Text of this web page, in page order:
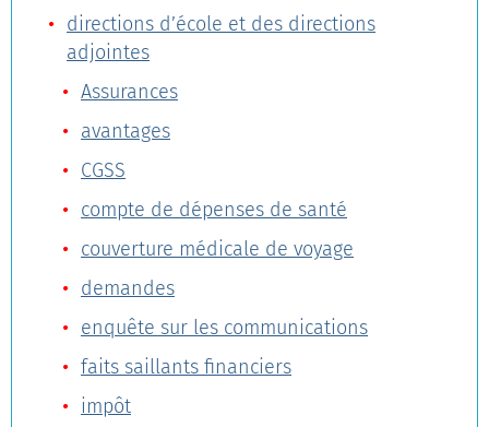
directions d’école et des directions
adjointes
Assurances
avantages
CGSS
compte de dépenses de santé
couverture médicale de voyage
demandes
enquête sur les communications
faits saillants financiers
impôt